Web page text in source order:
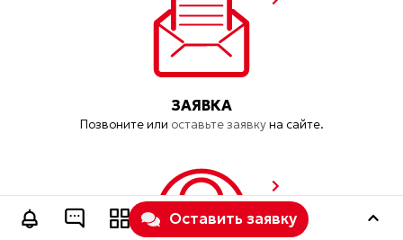
создаем сайты
работают! Профессионально
, а также по всей России и
ближнему зарубежью с 2006
Оставить заявку